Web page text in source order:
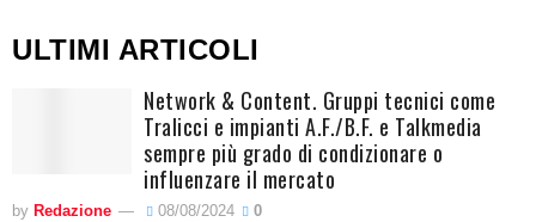
ULTIMI ARTICOLI
Network & Content. Gruppi tecnici come
Tralicci e impianti A.F./B.F. e Talkmedia
sempre più grado di condizionare o
influenzare il mercato
by Redazione 08/08/2024 0